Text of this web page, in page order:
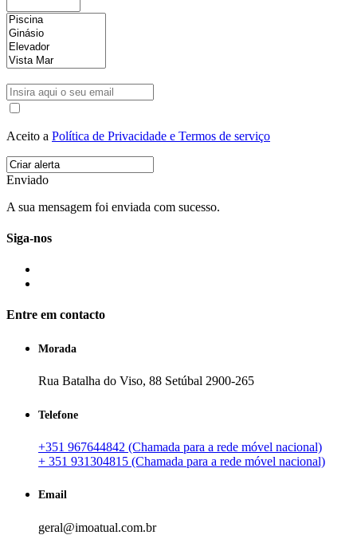
Aceito a Política de Privacidade e Termos de serviço
Enviado
A sua mensagem foi enviada com sucesso.
Siga-nos
Entre em contacto
Morada
Rua Batalha do Viso, 88 Setúbal 2900-265
Telefone
+351 967644842 (Chamada para a rede móvel nacional)
+ 351 931304815 (Chamada para a rede móvel nacional)
Email
geral@imoatual.com.br